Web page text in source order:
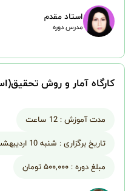
استاد مقدم
مدرس دوره
کارگاه آمار و روش
مدت آموزش : 12 ساعت
تاریخ برگزاری : شنبه 10 اردیبهشت 1401
مبلغ دوره : ۵۰۰,۰۰۰ تومان